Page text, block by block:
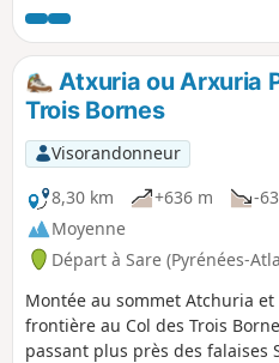
de Sare et Zugarramurdi qui
paléolithique.
Atxuria ou Arxuria
Trois Bornes
Visorandonneur
8,30 km
+636 m -
Moyenne
Départ à Sare (Pyrénées-
Montée au sommet Atchuria
frontière au Col des Trois
passant plus près des falaises